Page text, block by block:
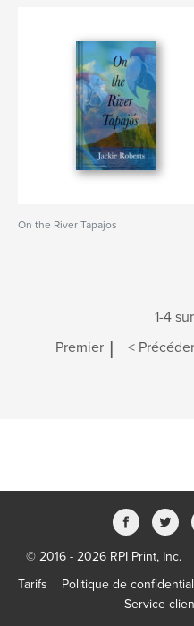
On the River Tapajos
1-4
Premier | <
© 2016 - 2026 RPI Print, Inc.
Tarifs
Politique de
Service